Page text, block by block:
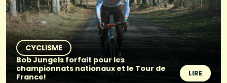
CYCLISME
Bob Jungels forfait pour les
championnats nationaux et le Tour de
France!
LIRE